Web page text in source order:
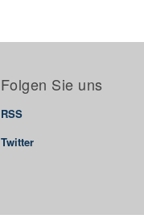
Folgen Sie uns
RSS
Twitter